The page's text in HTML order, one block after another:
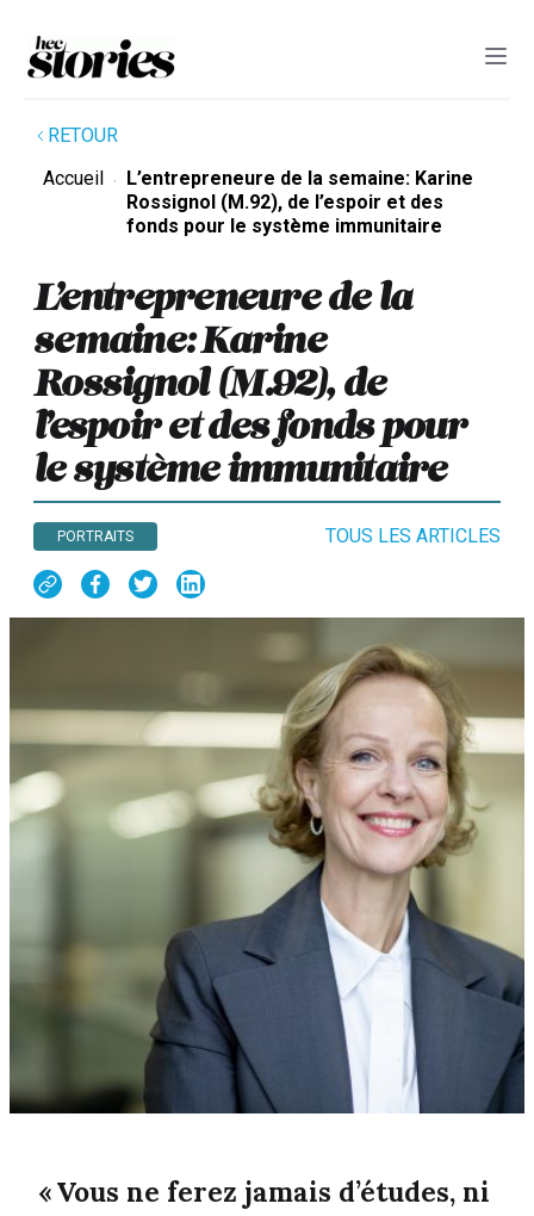
RETOUR
Accueil
L’entrepreneure de la semaine: Karine
Rossignol (M.92), de l’espoir et des
fonds pour le système immunitaire
L’entrepreneure de la
semaine: Karine
Rossignol (M.92), de
l’espoir et des fonds pour
le système immunitaire
PORTRAITS TOUS LES ARTICLES
« Vous ne ferez jamais d’études, ni